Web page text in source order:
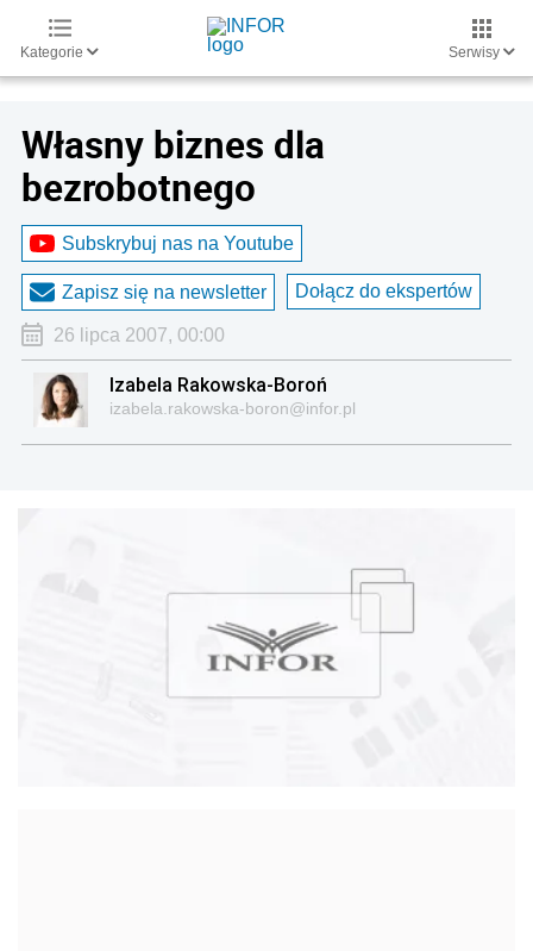
Kategorie Serwisy
Własny biznes dla
bezrobotnego
Subskrybuj nas na Youtube
Zapisz się na newsletter Dołącz do ekspertów
26 lipca 2007, 00:00
Izabela Rakowska-Boroń
izabela.rakowska-boron@infor.pl